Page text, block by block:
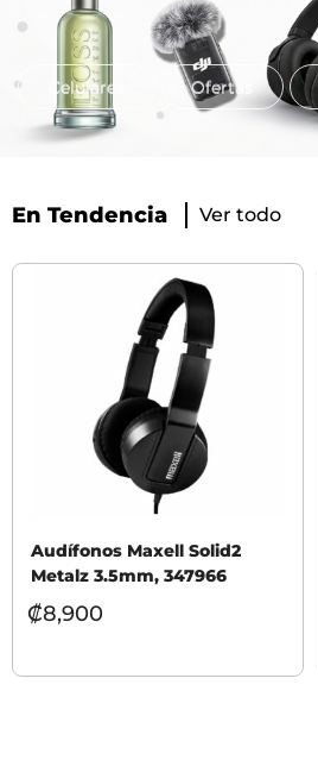
Celulares Ofertas
En Tendencia Ver todo
Audífonos Maxell Solid2
Metalz 3.5mm, 347966
₡8,900